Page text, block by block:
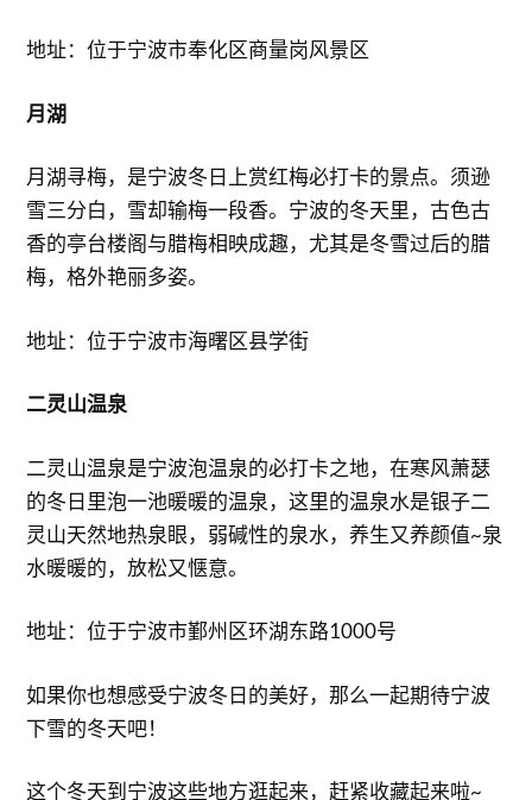
地址：位于宁波市奉化区商量岗风景区
月湖
月湖寻梅，是宁波冬日上赏红梅必打卡的景点。须逊
雪三分白，雪却输梅一段香。宁波的冬天里，古色古
香的亭台楼阁与腊梅相映成趣，尤其是冬雪过后的腊
梅，格外艳丽多姿。
地址：位于宁波市海曙区县学街
二灵山温泉
二灵山温泉是宁波泡温泉的必打卡之地，在寒风萧瑟
的冬日里泡一池暖暖的温泉，这里的温泉水是银子二
灵山天然地热泉眼，弱碱性的泉水，养生又养颜值~泉
水暖暖的，放松又惬意。
地址：位于宁波市鄞州区环湖东路1000号
如果你也想感受宁波冬日的美好，那么一起期待宁波
下雪的冬天吧！
这个冬天到宁波这些地方逛起来，赶紧收藏起来啦~